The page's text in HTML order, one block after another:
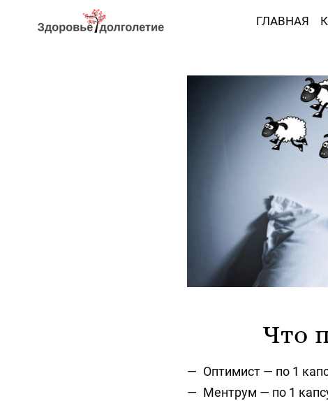
ГЛАВНАЯ
Что
Оптимист — по 1
Ментрум — по 1